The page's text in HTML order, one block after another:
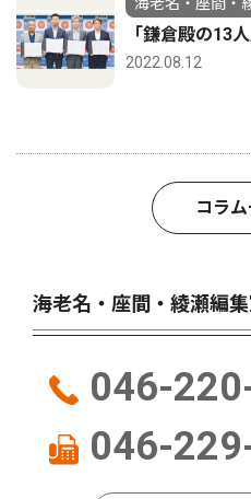
「鎌倉殿の13
2022.08.12
コラ
海老名・座間・綾瀬編
046-
046-